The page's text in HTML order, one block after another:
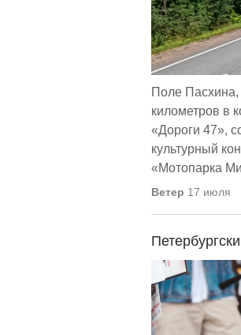
Поле Пасхина,
километров в
«Дороги 47»,
культурный
«Мотопарка
Ветер 17 июля